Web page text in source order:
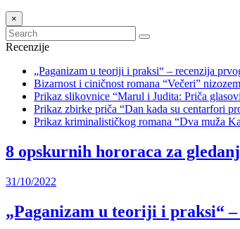
×
Recenzije
„Paganizam u teoriji i praksi“ – recenzija
Bizarnost i ciničnost romana “Večeri”
Prikaz slikovnice “Marul i Judita: Priča
Prikaz zbirke priča “Dan kada su centarfori
Prikaz kriminalističkog romana “Dva muža
8 opskurnih hororaca za
31/10/2022
„Paganizam u teoriji i praksi“